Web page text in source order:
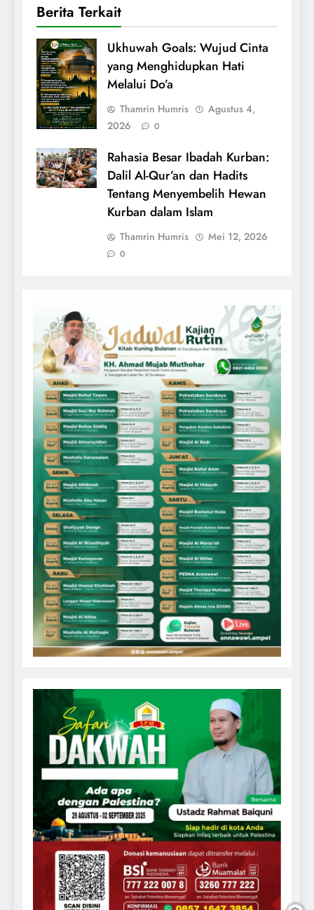
Berita Terkait
Ukhuwah Goals: Wujud Cinta
yang Menghidupkan Hati
Melalui Do’a
Thamrin Humris
Agustus 4,
2026
0
Rahasia Besar Ibadah Kurban:
Dalil Al-Qur’an dan Hadits
Tentang Menyembelih Hewan
Kurban dalam Islam
Thamrin Humris Mei 12, 2026
0